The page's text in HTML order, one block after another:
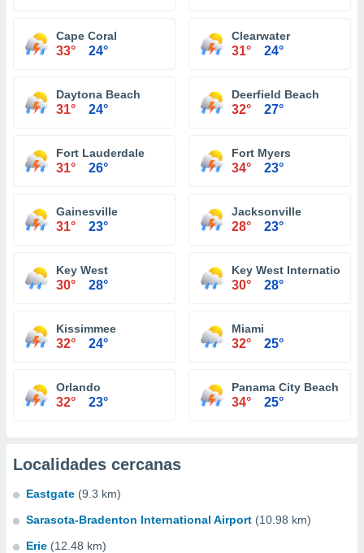
Cape Coral
33° 24°
Clearwater
31° 24°
Daytona Beach
31° 24°
Deerfield Beach
32° 27°
Fort Lauderdale
31° 26°
Fort Myers
34° 23°
Gainesville
31° 23°
Jacksonville
28° 23°
Key West
30° 28°
Key West International
30° 28°
Kissimmee
32° 24°
Miami
32° 25°
Orlando
32° 23°
Panama City Beach
34° 25°
Localidades cercanas
Eastgate (9.3 km)
Sarasota-Bradenton International Airport (10.98 km)
Erie (12.48 km)